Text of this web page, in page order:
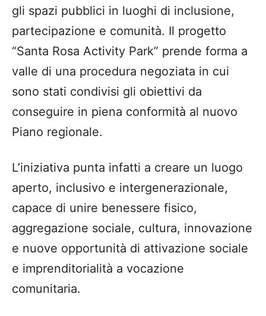
gli spazi pubblici in luoghi di inclusione,
partecipazione e comunità. Il progetto
“Santa Rosa Activity Park” prende forma a
valle di una procedura negoziata in cui
sono stati condivisi gli obiettivi da
conseguire in piena conformità al nuovo
Piano regionale.
L’iniziativa punta infatti a creare un luogo
aperto, inclusivo e intergenerazionale,
capace di unire benessere fisico,
aggregazione sociale, cultura, innovazione
e nuove opportunità di attivazione sociale
e imprenditorialità a vocazione
comunitaria.